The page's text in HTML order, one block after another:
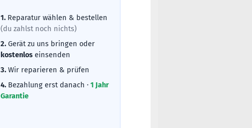
1.Reparatur wählen & bestellen
(du zahlst noch nichts)
2.Gerät zu uns bringen oder
kostenloseinsenden
3.Wir reparieren & prüfen
4.Bezahlung erst danach · 1 Jahr
Garantie